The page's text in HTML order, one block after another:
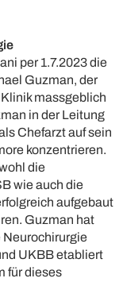
per 1.7.2023 die
Guzman, der
massgeblich
in der Leitung
Chefarzt auf sein
konzentrieren.
die
wie auch die
aufgebaut
Guzman hat
Neurochirurgie
UKBB etabliert
für dieses